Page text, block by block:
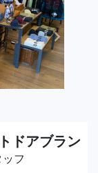
ドアブラン
フ